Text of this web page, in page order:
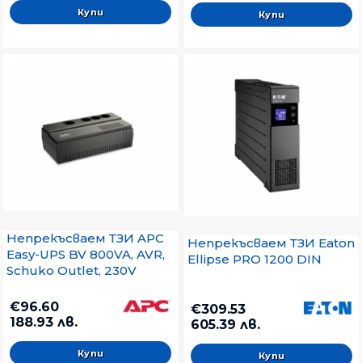
Непрекъсваем ТЗИ APC
Easy-UPS BV 800VA, AVR,
Schuko Outlet, 230V
€96.60
188.93 лв.
Непрекъсваем ТЗИ Eaton
Ellipse PRO 1200 DIN
€309.53
605.39 лв.